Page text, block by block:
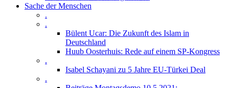
Sache der Menschen
.
.
Bülent Ucar: Die Zukunft des Islam in
Deutschland
Huub Oosterhuis: Rede auf einem SP-Kongress
.
Isabel Schayani zu 5 Jahre EU-Türkei Deal
.